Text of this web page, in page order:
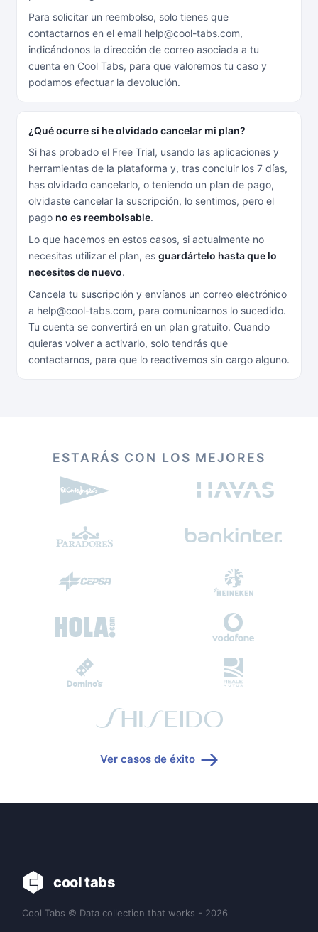
Para solicitar un reembolso, solo tienes que
contactarnos en el email help@cool-tabs.com,
indicándonos la dirección de correo asociada a tu
cuenta en Cool Tabs, para que valoremos tu caso y
podamos efectuar la devolución.
¿Qué ocurre si he olvidado cancelar mi plan?
Si has probado el Free Trial, usando las aplicaciones y
herramientas de la plataforma y, tras concluir los 7 días,
has olvidado cancelarlo, o teniendo un plan de pago,
olvidaste cancelar la suscripción, lo sentimos, pero el
pago no es reembolsable.
Lo que hacemos en estos casos, si actualmente no
necesitas utilizar el plan, es guardártelo hasta que lo
necesites de nuevo.
Cancela tu suscripción y envíanos un correo electrónico
a help@cool-tabs.com, para comunicarnos lo sucedido.
Tu cuenta se convertirá en un plan gratuito. Cuando
quieras volver a activarlo, solo tendrás que
contactarnos, para que lo reactivemos sin cargo alguno.
ESTARÁS CON LOS MEJORES
Ver casos de éxito
cool tabs
Cool Tabs © Data collection that works - 2026